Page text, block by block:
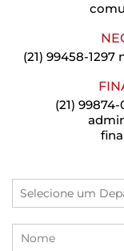
(21) 99458-1297
(21)